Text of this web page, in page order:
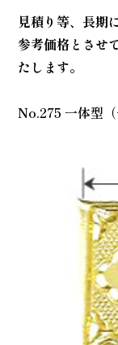
見積り等、長期
参考価格とさせ
たします。
No.275 一体型